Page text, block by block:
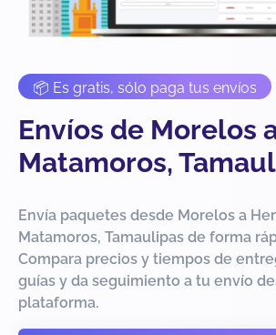
📦 Es gratis, sólo paga tus envíos
Envíos de Morelos
Matamoros,
Envía paquetes desde Morelos a
Matamoros, Tamaulipas de forma
Compara precios y tiempos de
guías y da seguimiento a tu envío
plataforma.